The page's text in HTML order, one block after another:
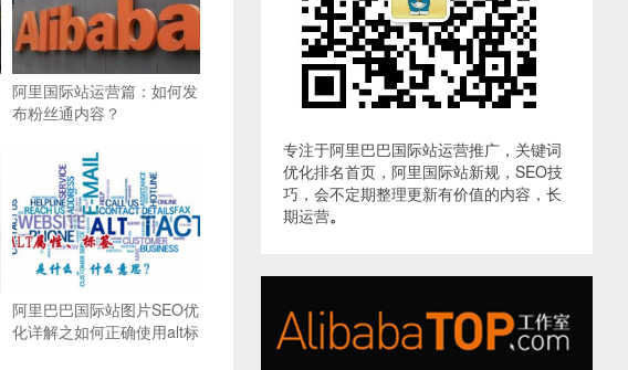
阿里国际站运营篇：如何发
布粉丝通内容？
阿里巴巴国际站图片SEO优
化详解之如何正确使用alt标
专注于阿里巴巴国际站运营推广，关键词
优化排名首页，阿里国际站新规，SEO技
巧，会不定期整理更新有价值的内容，长
期运营。